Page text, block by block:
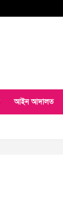
আইন আদালত